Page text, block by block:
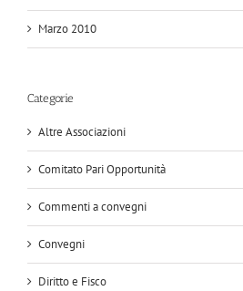
Marzo 2010
Categorie
Altre Associazioni
Comitato Pari Opportunità
Commenti a convegni
Convegni
Diritto e Fisco